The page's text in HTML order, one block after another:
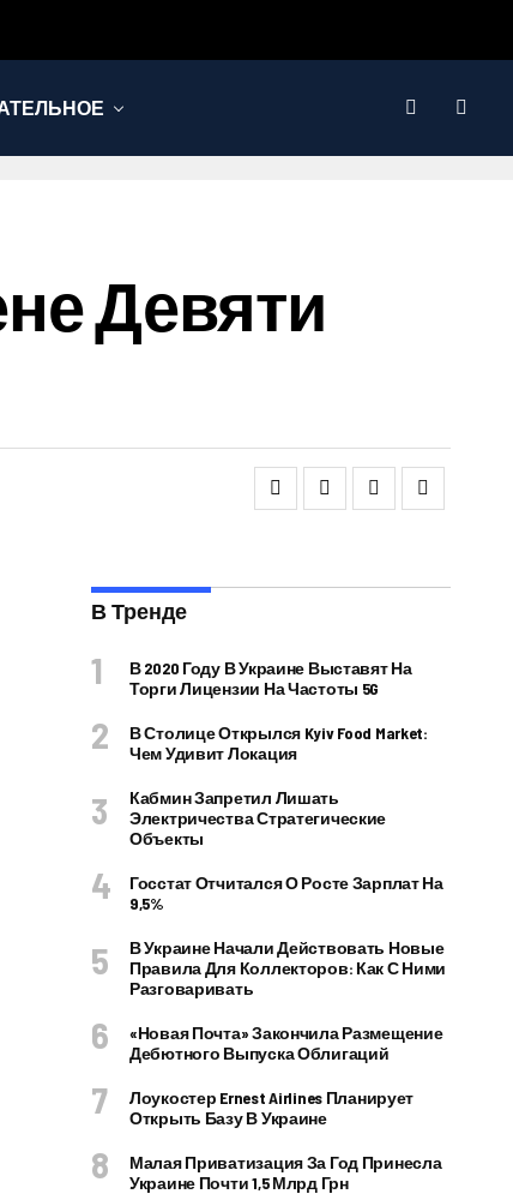
Девяти
В Тренде
В 2020 Году В Украине Выставят На
Торги Лицензии На Частоты 5G
В Столице Открылся Kyiv Food Market:
Чем Удивит Локация
Кабмин Запретил Лишать
Электричества Стратегические
Объекты
Госстат Отчитался О Росте Зарплат На
9,5%
В Украине Начали Действовать Новые
Правила Для Коллекторов: Как С Ними
Разговаривать
«Новая Почта» Закончила Размещение
Дебютного Выпуска Облигаций
Лоукостер Ernest Airlines Планирует
Открыть Базу В Украине
Малая Приватизация За Год Принесла
Украине Почти 1,5 Млрд Грн